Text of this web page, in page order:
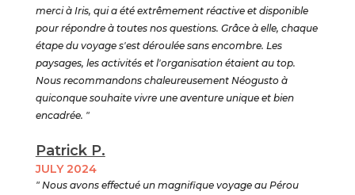
merci à Iris, qui a été extrêmement réactive et disponible
pour répondre à toutes nos questions. Grâce à elle, chaque
étape du voyage s'est déroulée sans encombre. Les
paysages, les activités et l'organisation étaient au top.
Nous recommandons chaleureusement Néogusto à
quiconque souhaite vivre une aventure unique et bien
encadrée. "
Patrick P.
JULY 2024
" Nous avons effectué un magnifique voyage au Pérou